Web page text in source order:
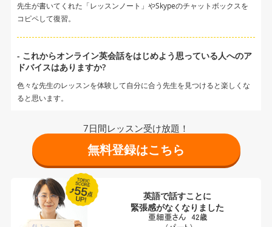
先生が書いてくれた「レッスンノート」やSkypeのチャットボックスを
コピペして復習。
- これからオンライン英会話をはじめよう思っている人へのア
ドバイスはありますか?
色々な先生のレッスンを体験して自分に合う先生を見つけると楽しくな
ると思います。
7日間レッスン受け放題！
無料登録はこちら
英語で話すことに
緊張感がなくなりました